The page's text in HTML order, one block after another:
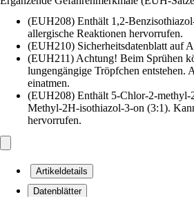
(EUH208) Enthält 1,2-
allergische Reaktionen hervorrufen.
(EUH210) Sicherheitsdatenblatt auf
(EUH211) Achtung! Beim Sprühen
lungengängige Tröpfchen entstehen.
einatmen.
(EUH208) Enthält 5-Chlor-2-methyl-
Methyl-2H-isothiazol-3-on (3:1).
hervorrufen.
Artikeldetails
Datenblätter